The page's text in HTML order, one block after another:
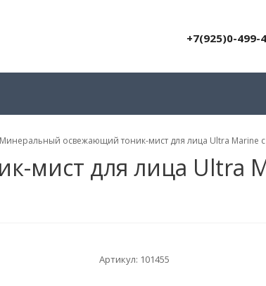
+7(925)0-499-
Минеральный освежающий тоник-мист для лица Ultra Marinе
для лица Ultra
Артикул: 101455